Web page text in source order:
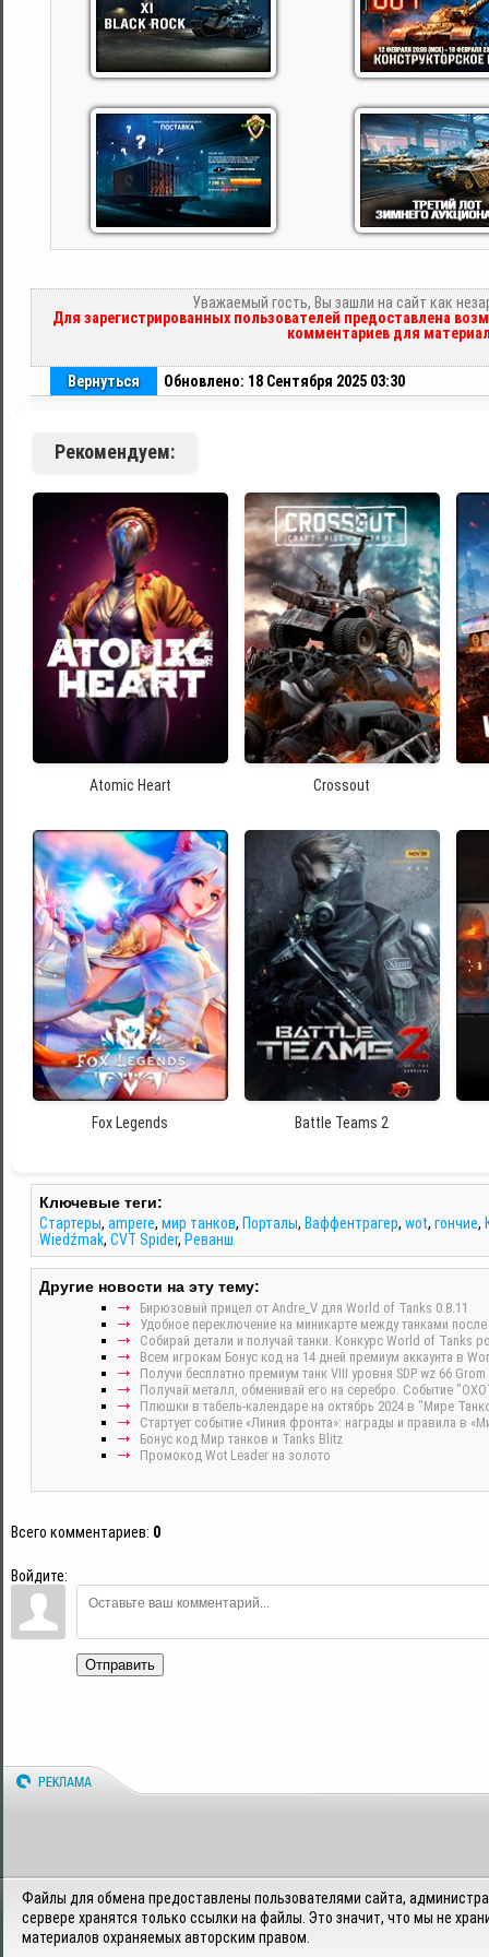
Уважаемый гость, Вы зашли на сайт как
Для зарегистрированных пользователей предоставлена
комментариев для
Вернуться Обновлено: 18 Сентября 2025 03:30
Рекомендуем:
Atomic Heart Crossout
Fox Legends Battle Teams 2
Ключевые теги:
Стартеры, ampere, мир танков, Порталы, Ваффентрагер, wot, гончие,
Wiedźmak, CVT Spider, Реванш
Другие новости на эту тему:
Бирюзовый прицел от Andre_V для World of Tanks 0.8.11
Удобное переключение на миникарте между танками после
Собирай детали и получай танки. Конкурс World of Tanks
Всем игрокам Бонус код на 14 дней премиум аккаунта в
Получи бесплатно премиум танк VIII уровня SDP wz 66
Получай металл, обменивай его на серебро. Событие
Плюшки в табель-календаре на октябрь 2024 в "Мире
Стартует событие «Линия фронта»: награды и правила в
Бонус код Мир танков и Tanks Blitz
Промокод Wot Leader на золото
Всего комментариев: 0
Войдите:
Отправить
Файлы для обмена предоставлены пользователями сайта,
сервере хранятся только ссылки на файлы. Это значит, что мы не
материалов охраняемых авторским правом.